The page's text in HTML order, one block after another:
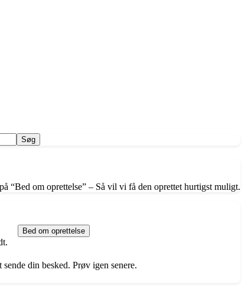
“Bed om oprettelse” – Så vil vi få den oprettet hurtigst muligt.
Bed om oprettelse
din besked. Prøv igen senere.